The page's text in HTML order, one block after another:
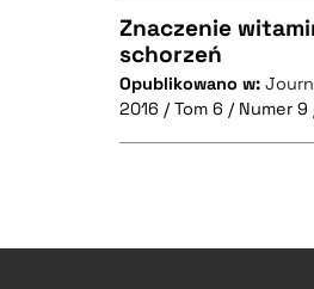
BIBTEX
CZYSTY
Znaczenie
schorzeń
Opublikowano w:
2016 / Tom 6 / Numer